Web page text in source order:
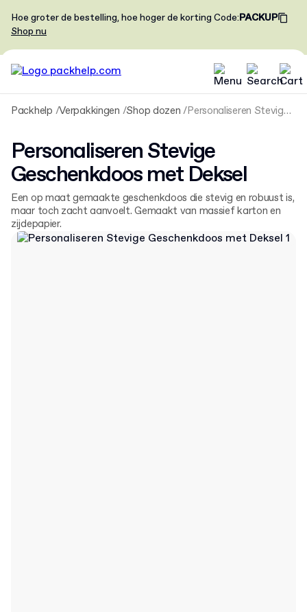
Hoe groter de bestelling, hoe hoger de korting Code:PACKUP
Shop nu
Packhelp Verpakkingen Shop dozen Personaliseren Stevige Geschenkdoos met Deksel
Personaliseren Stevige
Geschenkdoos met Deksel
Een op maat gemaakte geschenkdoos die stevig en robuust is,
maar toch zacht aanvoelt. Gemaakt van massief karton en
zijdepapier.